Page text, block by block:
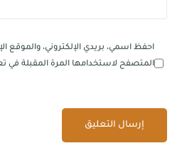
احفظ اسمي، بريدي الإلكتروني، والموقع
المتصفح لاستخدامها المرة المقبلة في